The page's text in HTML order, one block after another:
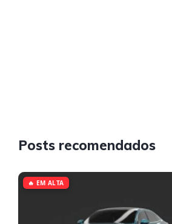
Posts recomendados
🔥 EM ALTA